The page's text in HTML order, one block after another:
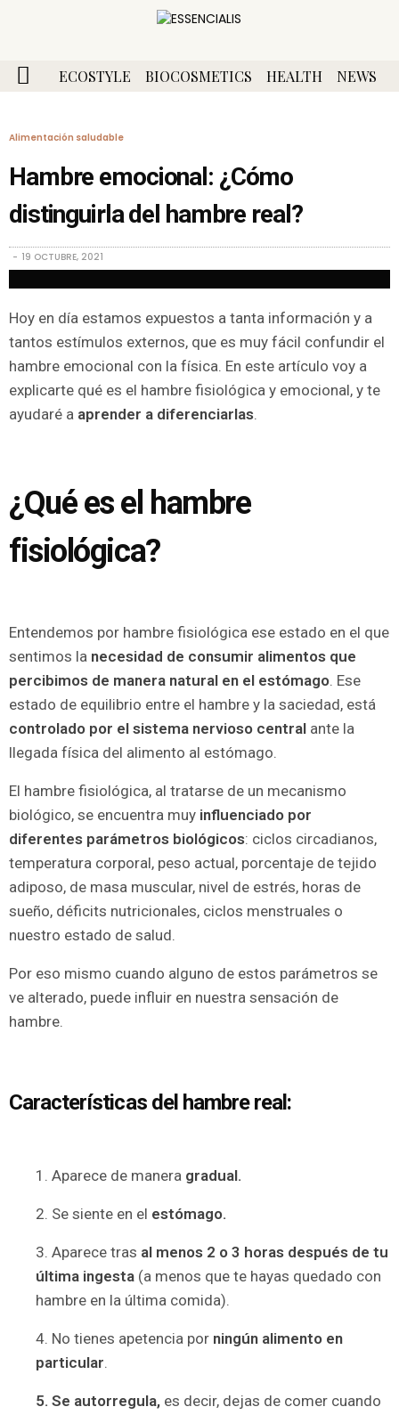
ECOSTYLE BIOCOSMETICS HEALTH NEWS
Alimentación saludable
Hambre emocional: ¿Cómo
distinguirla del hambre real?
19 OCTUBRE, 2021
Hoy en día estamos expuestos a tanta información y a
tantos estímulos externos, que es muy fácil confundir el
hambre emocional con la física. En este artículo voy a
explicarte qué es el hambre fisiológica y emocional, y te
ayudaré a aprender a diferenciarlas.
¿Qué es el hambre
fisiológica?
Entendemos por hambre fisiológica ese estado en el que
sentimos la necesidad de consumir alimentos que
percibimos de manera natural en el estómago. Ese
estado de equilibrio entre el hambre y la saciedad, está
controlado por el sistema nervioso central ante la
llegada física del alimento al estómago.
El hambre fisiológica, al tratarse de un mecanismo
biológico, se encuentra muy influenciado por
diferentes parámetros biológicos: ciclos circadianos,
temperatura corporal, peso actual, porcentaje de tejido
adiposo, de masa muscular, nivel de estrés, horas de
sueño, déficits nutricionales, ciclos menstruales o
nuestro estado de salud.
Por eso mismo cuando alguno de estos parámetros se
ve alterado, puede influir en nuestra sensación de
hambre.
Características del hambre real:
1. Aparece de manera gradual.
2. Se siente en el estómago.
3. Aparece tras al menos 2 o 3 horas después de tu
última ingesta (a menos que te hayas quedado con
hambre en la última comida).
4. No tienes apetencia por ningún alimento en
particular.
5. Se autorregula, es decir, dejas de comer cuando